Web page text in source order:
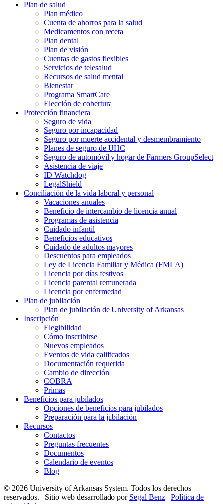
Plan de salud
Plan médico
Cuenta de ahorros para la salud
Medicamentos con receta
Plan dental
Plan de visión
Cuentas de gastos flexibles
Servicios de telesalud
Recursos de salud mental
Bienestar
Programa SmartCare
Elección de cobertura
Protección financiera
Seguro de vida
Seguro por incapacidad
Seguro por muerte accidental y desmembramiento
Planes de seguro de UHC
Seguro de automóvil y hogar de Farmers GroupSelect
Asistencia de viaje
ID Watchdog
LegalShield
Conciliación de la vida laboral y personal
Vacaciones anuales
Beneficio de intercambio de licencia anual
Programas de asistencia
Cuidado infantil
Beneficios educativos
Cuidado de adultos mayores
Descuentos para empleados
Ley de Licencia Familiar y Médica (FMLA)
Licencia por días festivos
Licencia parental remunerada
Licencia por enfermedad
Plan de jubilación
Plan de jubilación de University of Arkansas
Inscripción
Elegibilidad
Cómo inscribirse
Nuevos empleados
Eventos de vida calificados
Documentación requerida
Cambio de dirección
COBRA
Primas
Beneficios para jubilados
Opciones de beneficios para jubilados
Preparación para la jubilación
Recursos
Contactos
Preguntas frecuentes
Documentos
Calendario de eventos
Blog
© 2026 University of Arkansas System. Todos los derechos
reservados. | Sitio web desarrollado por Segal Benz | Política de